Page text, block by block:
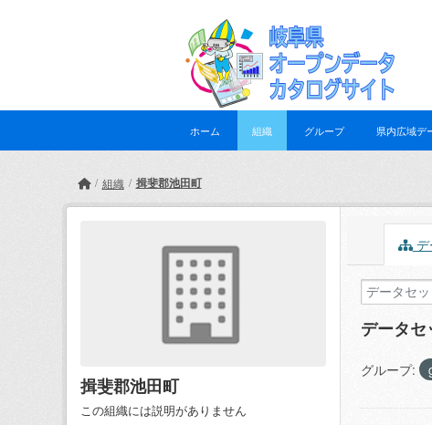
ホーム 組織 グループ 県内広域デ
組織 揖斐郡池田町
揖斐郡池田町
この組織には説明がありません
デ
データ
グループ: